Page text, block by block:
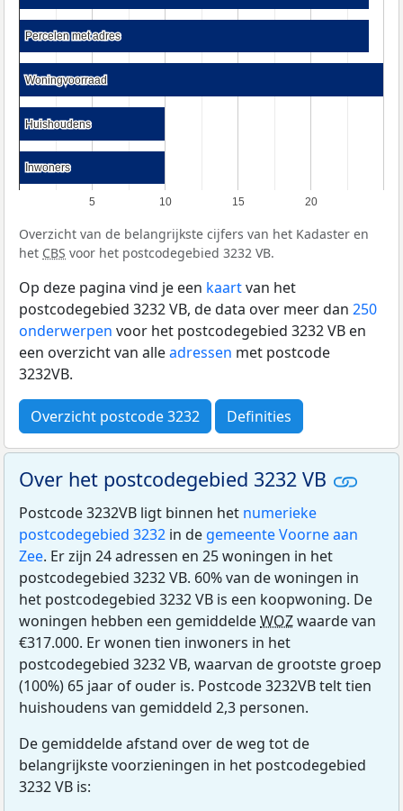
5 10 15 20
Percelen met adres
Percelen met adres
Woningvoorraad
Woningvoorraad
Huishoudens
Huishoudens
Inwoners
Inwoners
Overzicht van de belangrijkste cijfers van het Kadaster en
het CBS voor het postcodegebied 3232 VB.
Op deze pagina vind je een kaartvan het
postcodegebied 3232 VB, de data over meer dan 250
onderwerpen voor het postcodegebied 3232 VB en
een overzicht van alleadressen met postcode
3232VB.
Overzicht postcode 3232 Definities
Over het postcodegebied 3232 VB
Postcode 3232VB ligt binnen het numerieke
postcodegebied 3232 in de gemeente Voorne aan
Zee. Er zijn 24 adressen en 25 woningen in het
postcodegebied 3232 VB. 60% van de woningen in
het postcodegebied 3232 VB is een koopwoning. De
woningen hebben een gemiddeldeWOZwaarde van
€317.000. Er wonen tien inwoners in het
postcodegebied 3232 VB, waarvan de grootste groep
(100%) 65 jaar of ouder is. Postcode 3232VB telt tien
huishoudens van gemiddeld 2,3 personen.
De gemiddelde afstand over de weg tot de
belangrijkste voorzieningen in het postcodegebied
3232 VB is: